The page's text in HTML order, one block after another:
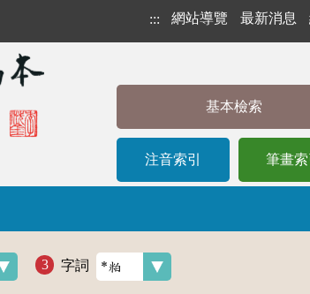
::: 網站導覽 最新消息
基本檢索
注音索引 筆畫索
字詞